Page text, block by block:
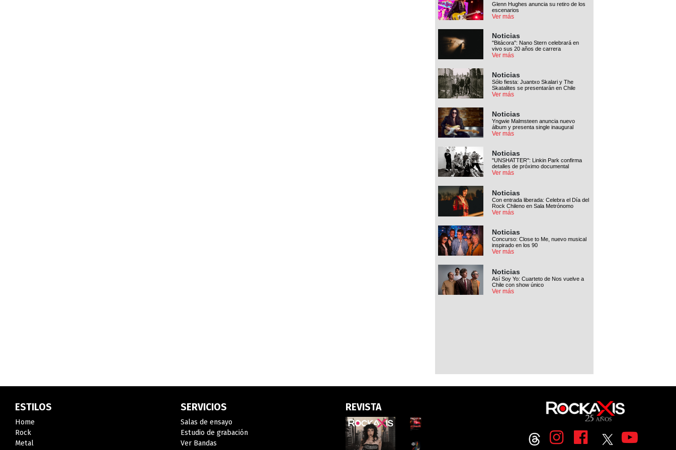
Glenn Hughes anuncia su retiro de los
escenarios
Ver más
Noticias
''Bitácora'': Nano Stern celebrará en
vivo sus 20 años de carrera
Ver más
Noticias
Sólo fiesta: Juantxo Skalari y The
Skatalites se presentarán en Chile
Ver más
Noticias
Yngwie Malmsteen anuncia nuevo
álbum y presenta single inaugural
Ver más
Noticias
''UNSHATTER'': Linkin Park confirma
detalles de próximo documental
Ver más
Noticias
Con entrada liberada: Celebra el Día del
Rock Chileno en Sala Metrónomo
Ver más
Noticias
Concurso: Close to Me, nuevo musical
inspirado en los 90
Ver más
Noticias
Así Soy Yo: Cuarteto de Nos vuelve a
Chile con show único
Ver más
ESTILOS
Home
Rock
Metal
SERVICIOS
Salas de ensayo
Estudio de grabación
Ver Bandas
REVISTA